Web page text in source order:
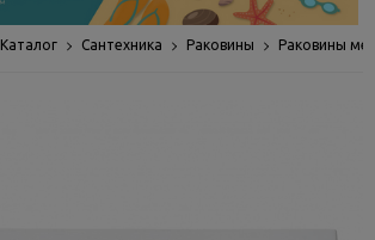
Каталог Сантехника Раковины Раковины